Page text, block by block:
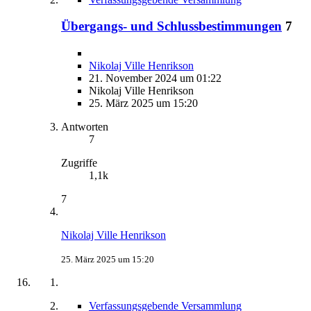
Übergangs- und Schlussbestimmungen 7
Nikolaj Ville Henrikson
21. November 2024 um 01:22
Nikolaj Ville Henrikson
25. März 2025 um 15:20
Antworten
7
Zugriffe
1,1k
7
Nikolaj Ville Henrikson
25. März 2025 um 15:20
Verfassungsgebende Versammlung